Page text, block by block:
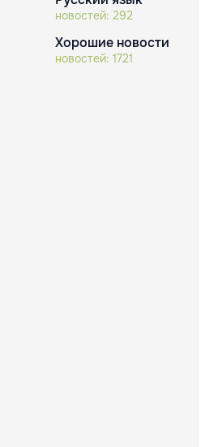
новостей: 292
Хорошие новости
новостей: 1721